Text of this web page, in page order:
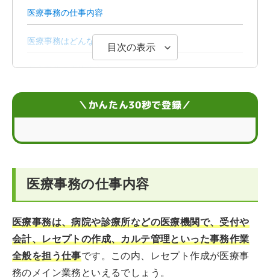
医療事務の仕事内容
医療事務はどんな風に働く？
医療事務の平均収入
医療事務になるには？
まとめ
目次の表示
＼かんたん30秒で登録／
医療事務の仕事内容
医療事務は、病院や診療所などの医療機関で、受付や
会計、レセプトの作成、カルテ管理といった事務作業
全般を担う仕事です。この内、レセプト作成が医療事
務のメイン業務といえるでしょう。